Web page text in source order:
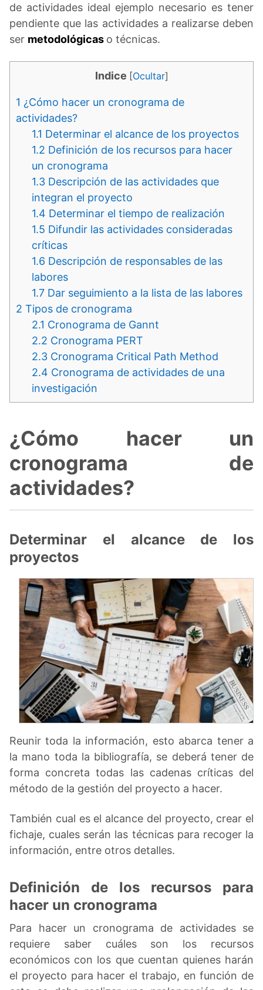
de actividades ideal ejemplo necesario es tener
pendiente que las actividades a realizarse deben
ser metodológicas o técnicas.
Indice [Ocultar]
1 ¿Cómo hacer un cronograma de
actividades?
1.1 Determinar el alcance de los proyectos
1.2 Definición de los recursos para hacer
un cronograma
1.3 Descripción de las actividades que
integran el proyecto
1.4 Determinar el tiempo de realización
1.5 Difundir las actividades consideradas
críticas
1.6 Descripción de responsables de las
labores
1.7 Dar seguimiento a la lista de las labores
2 Tipos de cronograma
2.1 Cronograma de Gannt
2.2 Cronograma PERT
2.3 Cronograma Critical Path Method
2.4 Cronograma de actividades de una
investigación
¿Cómo hacer un
cronograma de
actividades?
Determinar el alcance de los
proyectos
Reunir toda la información, esto abarca tener a
la mano toda la bibliografía, se deberá tener de
forma concreta todas las cadenas críticas del
método de la gestión del proyecto a hacer.
También cual es el alcance del proyecto, crear el
fichaje, cuales serán las técnicas para recoger la
información, entre otros detalles.
Definición de los recursos para
hacer un cronograma
Para hacer un cronograma de actividades se
requiere saber cuáles son los recursos
económicos con los que cuentan quienes harán
el proyecto para hacer el trabajo, en función de